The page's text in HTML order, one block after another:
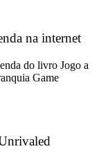
na internet
do livro Jogo a
Game